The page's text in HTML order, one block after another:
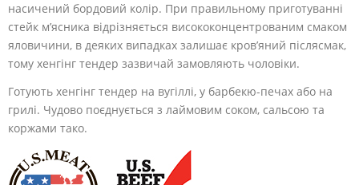
насичений бордовий колір. При правильному приготуванні
стейк м’ясника відрізняється висококонцентрованим смаком
яловичини, в деяких випадках залишає кров’яний післясмак,
тому хенгінг тендер зазвичай замовляють чоловіки.
Готують хенгінг тендер на вугіллі, у барбекю-печах або на
грилі. Чудово поєднується з лаймовим соком, сальсою та
коржами тако.